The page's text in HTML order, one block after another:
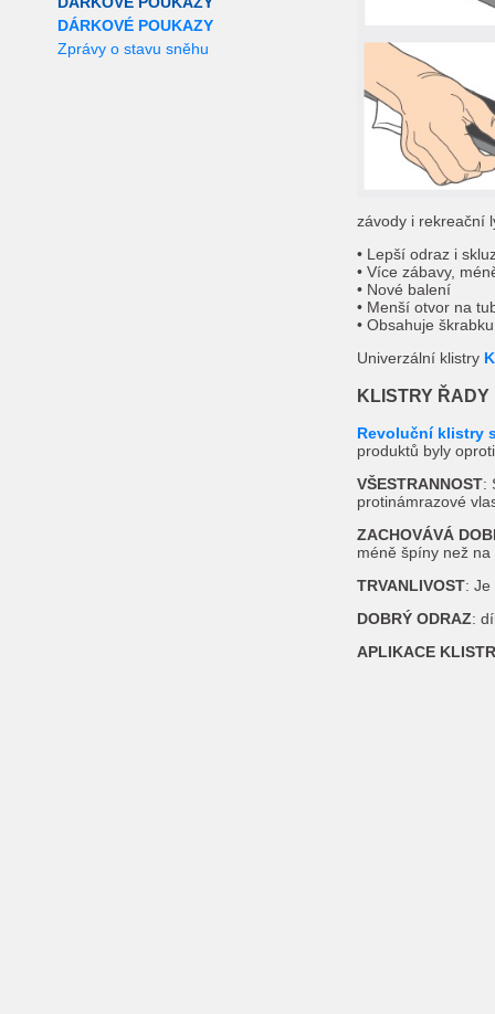
DÁRKOVÉ POUKAZY
Zprávy o stavu sněhu
závody i rekreační
• Lepší odraz i
• Více zábavy,
• Nové balení
• Menší otvor na
• Obsahuje škrabku
Univerzální klistry
KLISTRY ŘADY
Revoluční klistry
produktů byly
VŠESTRANNOST:
protinámrazové
ZACHOVÁVÁ
méně špíny než
TRVANLIVOST: Je
DOBRÝ ODRAZ:
APLIKACE